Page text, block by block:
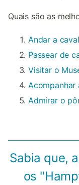
Quais são as
Andar a
Passear de
Visitar o
Admirar o
Sabia que,
os